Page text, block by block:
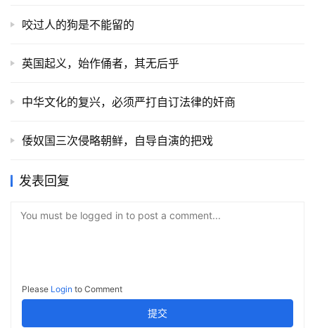
咬过人的狗是不能留的
英国起义，始作俑者，其无后乎
中华文化的复兴，必须严打自订法律的奸商
倭奴国三次侵略朝鲜，自导自演的把戏
发表回复
You must be logged in to post a comment...
Please Login to Comment
提交